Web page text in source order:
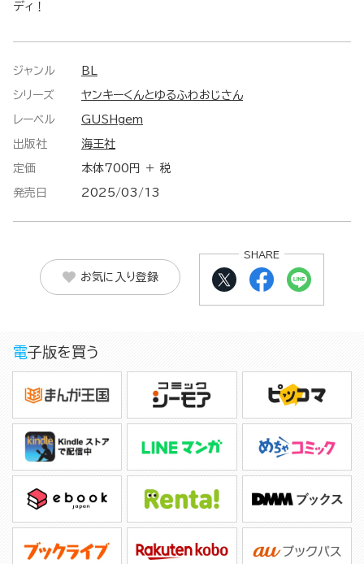
ディ！
ジャンル BL
シリーズ ヤンキーくんとゆるふわおじさん
レーベル GUSHgem
出版社 海王社
定価 本体700円 ＋ 税
発売日 2025/03/13
お気に入り登録
SHARE
電子版を買う